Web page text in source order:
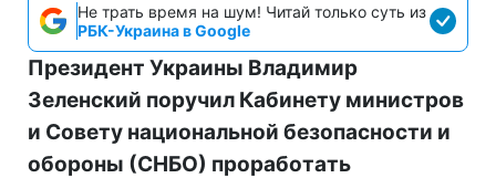
Не трать время на шум! Читай только суть из
РБК-Украина в Google
Президент Украины Владимир
Зеленский поручил Кабинету министров
и Совету национальной безопасности и
обороны (СНБО) проработать